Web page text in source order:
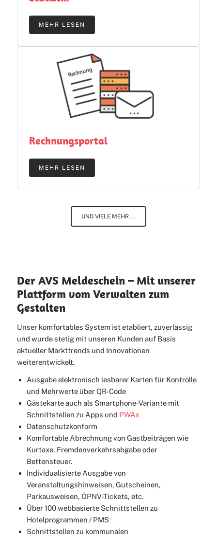
MEHR LESEN
Rechnungsportal
MEHR LESEN
UND VIELE MEHR ...
Der AVS Meldeschein – Mit unserer
Plattform vom Verwalten zum
Gestalten
Unser komfortables System ist etabliert, zuverlässig
und wurde stetig mit unseren Kunden auf Basis
aktueller Markttrends und Innovationen
weiterentwickelt.
Ausgabe elektronisch lesbarer Karten für Kontrolle
und Mehrwerte über QR-Code
Gästekarte auch als Smartphone-Variante mit
Schnittstellen zu Apps und PWAs
Datenschutzkonform
Komfortable Abrechnung von Gastbeiträgen wie
Kurtaxe, Fremdenverkehrsabgabe oder
Bettensteuer.
Individualisierte Ausgabe von
Veranstaltungshinweisen, Gutscheinen,
Parkausweisen, ÖPNV-Tickets, etc.
Über 100 webbasierte Schnittstellen zu
Hotelprogrammen / PMS
Schnittstellen zu kommunalen